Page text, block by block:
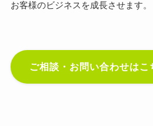
お客様のビジネスを成長させます。
ご相談・お問い合わせはこ